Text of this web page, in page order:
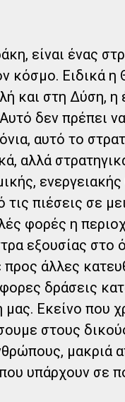
είναι ένας
κόσμο. Ειδικά η
και στη Δύση,
δεν πρέπει
αυτό το
αλλά
πιέσεις σε
φορές η
εξουσίας στο
άλλες
δράσεις
Εκείνο που
στους
μακριά
υπάρχουν σε